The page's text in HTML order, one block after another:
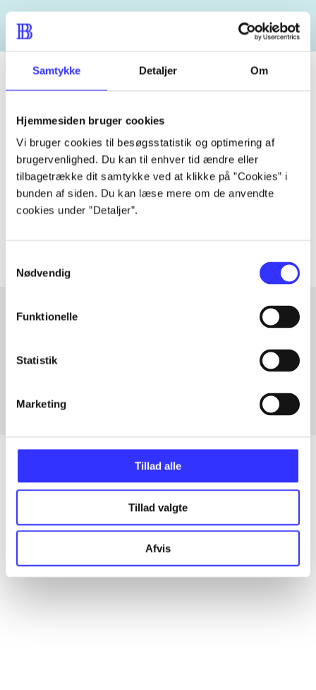
Samtykke Detaljer Om
Hjemmesiden bruger cookies
Vi bruger cookies til besøgsstatistik og optimering af
brugervenlighed. Du kan til enhver tid ændre eller
tilbagetrække dit samtykke ved at klikke på ”Cookies” i
bunden af siden. Du kan læse mere om de anvendte
cookies under ”Detaljer”.
Nødvendig
Funktionelle
Statistik
Marketing
Tillad alle
Tillad valgte
Afvis
Tidsskrift
Artiklen er en del af
lorem ipsum dolor sit amet ...
Tidsskrift
handler ofte om
Fra
Alle registrerede artikler fordelt på udgivelser
...